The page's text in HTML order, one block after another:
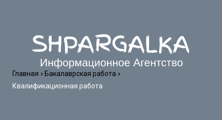
Главная
Бакалаврская работа
Квалификационная работа